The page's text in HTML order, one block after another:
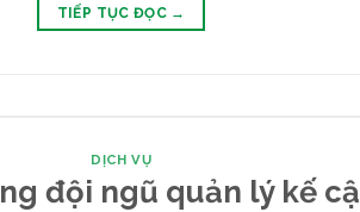
TIẾP TỤC ĐỌC →
DỊCH VỤ
đội ngũ quản lý kế